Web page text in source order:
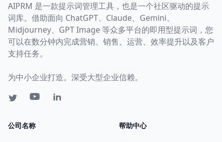
AIPRM 是一款提示词管理工具，也是一个社区驱动的提示
词库。借助面向 ChatGPT、Claude、Gemini、
Midjourney、GPT Image 等众多平台的即用型提示词，您
可以在数分钟内完成营销、销售、运营、效率提升以及客户
支持任务。
为中小企业打造。深受大型企业信赖。
公司名称 帮助中心